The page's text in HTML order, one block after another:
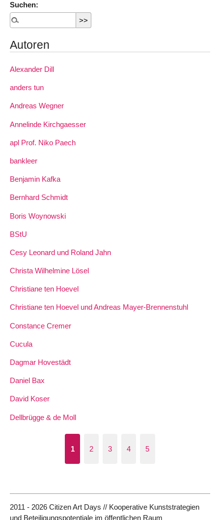
Suchen:
Autoren
Alexander Dill
anders tun
Andreas Wegner
Annelinde Kirchgaesser
apl Prof. Niko Paech
bankleer
Benjamin Kafka
Bernhard Schmidt
Boris Woynowski
BStU
Cesy Leonard und Roland Jahn
Christa Wilhelmine Lösel
Christiane ten Hoevel
Christiane ten Hoevel und Andreas Mayer-Brennenstuhl
Constance Cremer
Cucula
Dagmar Hovestädt
Daniel Bax
David Koser
Dellbrügge & de Moll
1 2 3 4 5
2011 - 2026 Citizen Art Days // Kooperative Kunststrategien
und Beteiligungspotentiale im öffentlichen Raum